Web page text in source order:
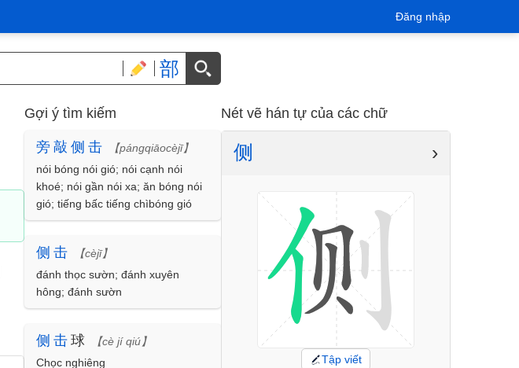
Đăng nhập
部
Gợi ý tìm kiếm
旁 敲 侧 击
【pángqiāocèjī】
nói bóng nói gió; nói cạnh nói
khoé; nói gần nói xa; ăn bóng nói
gió; tiếng bấc tiếng chìbóng gió
侧 击
【cèjī】
đánh thọc sườn; đánh xuyên
hông; đánh sườn
侧 击 球
【cè jí qiú】
Chọc nghiêng
Nét vẽ hán tự của các chữ
侧 ›
Tập viết